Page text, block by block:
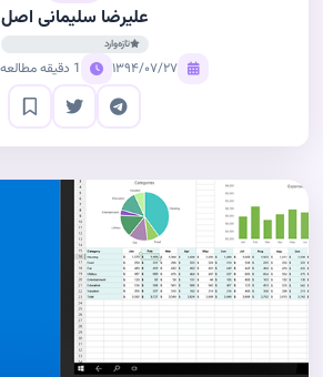
علیرضا سلیمانی اصل
تازه‌وارد
۱۳۹۴/۰۷/۲۷ 1 دقیقه مطالعه